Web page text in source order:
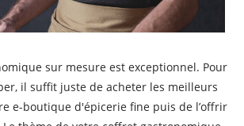
sur mesure est exceptionnel. Pour
il suffit juste de acheter les meilleurs
e-boutique d'épicerie fine puis de l’offrir